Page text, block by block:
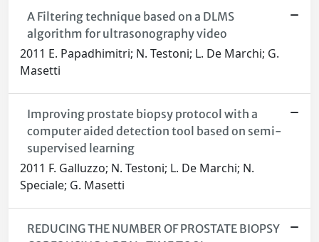
A Filtering technique based on a DLMS
algorithm for ultrasonography video
2011 E. Papadhimitri; N. Testoni; L. De Marchi; G.
Masetti
Improving prostate biopsy protocol with a
computer aided detection tool based on semi-
supervised learning
2011 F. Galluzzo; N. Testoni; L. De Marchi; N.
Speciale; G. Masetti
REDUCING THE NUMBER OF PROSTATE BIOPSY